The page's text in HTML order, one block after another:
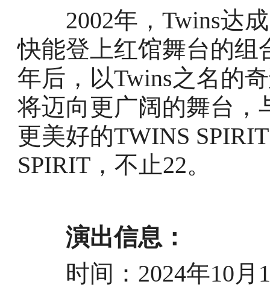
2002年，Twins达成
快能登上红馆舞台的组
年后，以Twins之名的
将迈向更广阔的舞台，
更美好的TWINS
SPIRIT，不止22。
演出信息：
时间：2024年10月